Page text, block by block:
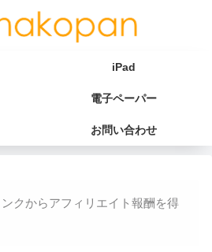
iPad
電子ペーパー
お問い合わせ
クからアフィリエイト報酬を得